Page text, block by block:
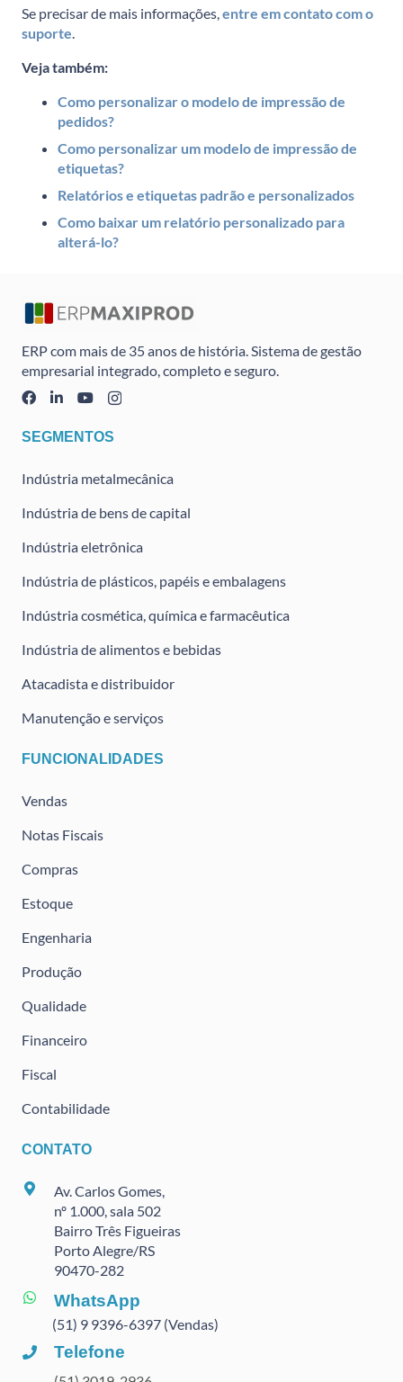
Se precisar de mais informações, entre em contato com o
suporte
Veja também:
Como personalizar o modelo de impressão de
pedidos?
Como personalizar um modelo de impressão de
etiquetas?
Relatórios e etiquetas padrão e personalizados
Como baixar um relatório personalizado para
alterá-lo?
ERP com mais de 35 anos de história. Sistema de gestão
empresarial integrado, completo e seguro.
SEGMENTOS
Indústria metalmecânica
Indústria de bens de capital
Indústria eletrônica
Indústria de plásticos, papéis e embalagens
Indústria cosmética, química e farmacêutica
Indústria de alimentos e bebidas
Atacadista e distribuidor
Manutenção e serviços
FUNCIONALIDADES
Vendas
Notas Fiscais
Compras
Estoque
Engenharia
Produção
Qualidade
Financeiro
Fiscal
Contabilidade
CONTATO
Av. Carlos Gomes,
nº 1.000, sala 502
Bairro Três Figueiras
Porto Alegre/RS
90470-282
WhatsApp
(51) 9 9396-6397 (Vendas)
Telefone